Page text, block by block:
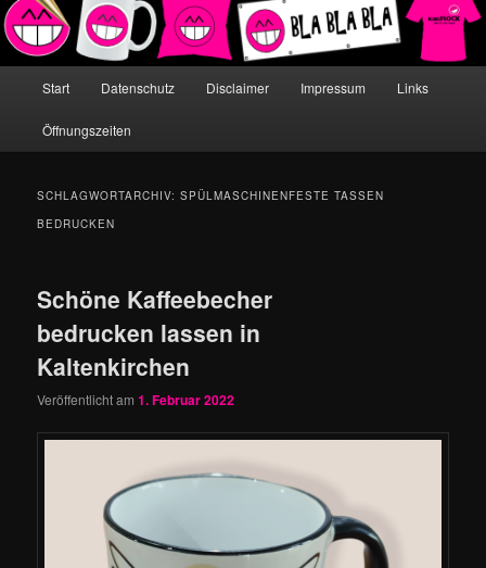
Start Datenschutz Disclaimer Impressum Links
Öffnungszeiten
SCHLAGWORTARCHIV:SPÜLMASCHINENFESTE TASSEN
BEDRUCKEN
Schöne Kaffeebecher
bedrucken lassen in
Kaltenkirchen
Veröffentlicht am1. Februar 2022